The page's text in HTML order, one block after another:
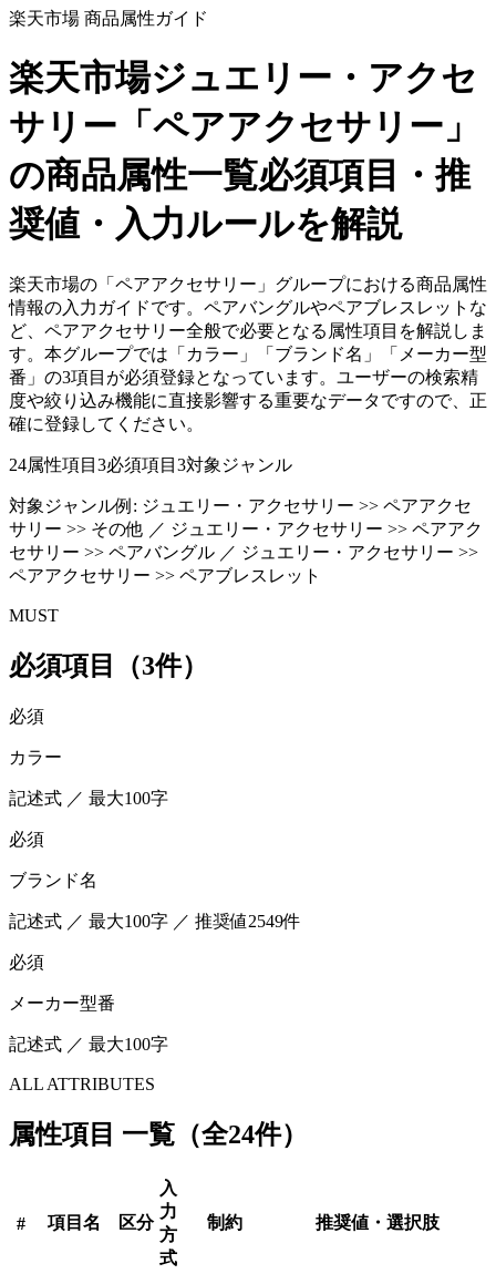
楽天市場 商品属性ガイド
楽天市場ジュエリー・アクセ
サリー「ペアアクセサリー」
の商品属性一覧必須項目・推
奨値・入力ルールを解説
楽天市場の「ペアアクセサリー」グループにおける商品属性
情報の入力ガイドです。ペアバングルやペアブレスレットな
ど、ペアアクセサリー全般で必要となる属性項目を解説しま
す。本グループでは「カラー」「ブランド名」「メーカー型
番」の3項目が必須登録となっています。ユーザーの検索精
度や絞り込み機能に直接影響する重要なデータですので、正
確に登録してください。
24属性項目 3必須項目 3対象ジャンル
対象ジャンル例: ジュエリー・アクセサリー >> ペアアクセ
サリー >> その他 ／ ジュエリー・アクセサリー >> ペアアク
セサリー >> ペアバングル ／ ジュエリー・アクセサリー >>
ペアアクセサリー >> ペアブレスレット
MUST
必須項目（3件）
必須
カラー
記述式 ／ 最大100字
必須
ブランド名
記述式 ／ 最大100字 ／ 推奨値2549件
必須
メーカー型番
記述式 ／ 最大100字
ALL ATTRIBUTES
属性項目 一覧（全24件）
# 項目名 区分
入
力
方
式
制約 推奨値・選択肢